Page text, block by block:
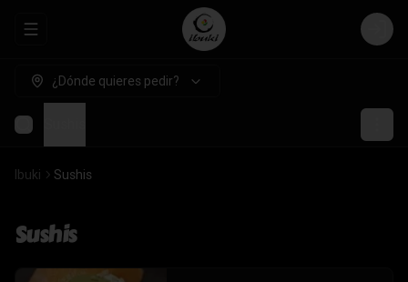
Abrir menu de navegación Login
¿Dónde quieres pedir?
Ibuki Sushis
Sushis